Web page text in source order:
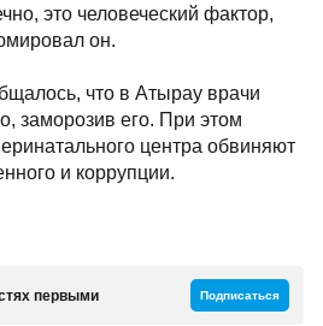
это человеческий фактор,
он.
что в Атырау врачи
заморозив его. При этом
центра обвиняют
и коррупции.
первыми Подписаться